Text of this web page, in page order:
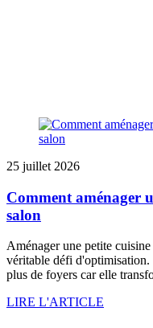
25 juillet 2026
Comment aménager
salon
Aménager une petite
véritable défi
plus de foyers car elle
LIRE L'ARTICLE